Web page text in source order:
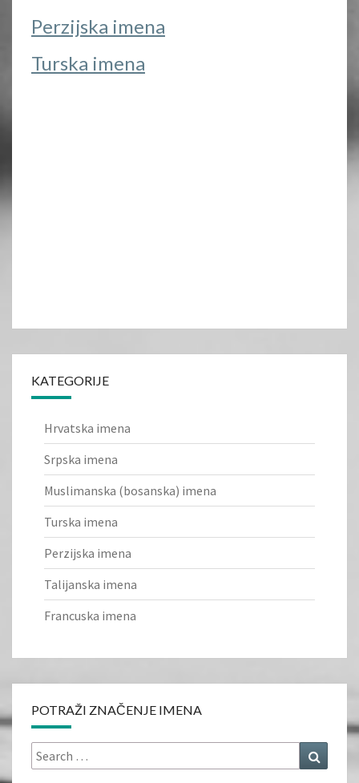
Perzijska imena
Turska imena
KATEGORIJE
Hrvatska imena
Srpska imena
Muslimanska (bosanska) imena
Turska imena
Perzijska imena
Talijanska imena
Francuska imena
POTRAŽI ZNAČENJE IMENA
Search
for: